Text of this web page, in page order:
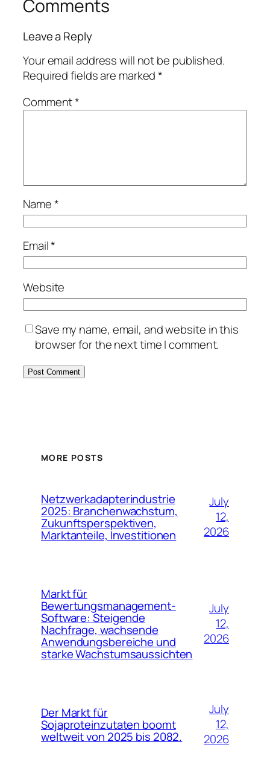
Comments
Leave a Reply
Your email address will not be published.
Required fields are marked*
Comment*
Name*
Email*
Website
Save my name, email, and website in this
browser for the next time I comment.
MORE POSTS
Netzwerkadapterindustrie
2025: Branchenwachstum,
Zukunftsperspektiven,
Marktanteile, Investitionen
July
12,
2026
Markt für
Bewertungsmanagement-
Software: Steigende
Nachfrage, wachsende
Anwendungsbereiche und
starke Wachstumsaussichten
July
12,
2026
Der Markt für
Sojaproteinzutaten boomt
weltweit von 2025 bis 2082.
July
12,
2026